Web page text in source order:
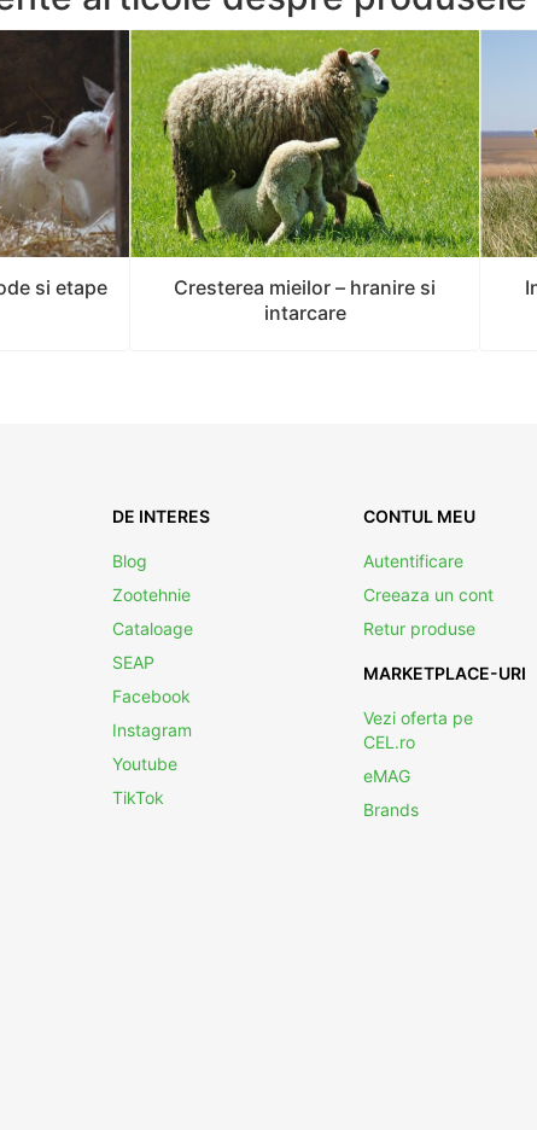
si etape
Cresterea mieilor – hranire si
intarcare
DE INTERES
Blog
Zootehnie
Cataloage
SEAP
Facebook
Instagram
Youtube
TikTok
CONTUL MEU
Autentificare
Creeaza un cont
Retur produse
MARKETPLACE-URI
Vezi oferta pe
CEL.ro
eMAG
Brands